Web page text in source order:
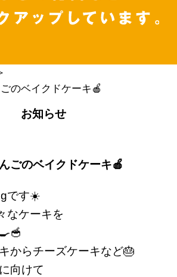
のベイクドケーキ🍎
お知らせ
ごのベイクドケーキ🍎
です☀️
なケーキを
からチーズケーキなど🎂
向けて